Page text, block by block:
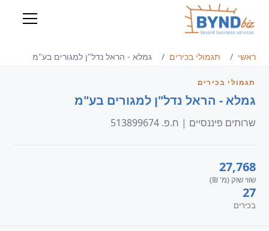
ראשי תגמולי בכירים גמלא - הראל נדל"ן למגורים בע"מ
תגמולי בכירים
גמלא - הראל נדל"ן למגורים בע"מ
שרותים פיננסיים | ח.פ. 513899674
27,768
שווי שוק (מ' ₪)
27
בכירים